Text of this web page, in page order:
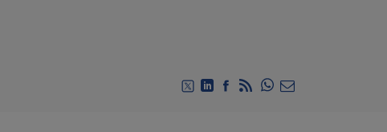
Compartir en Twitter
Compartir en Linkedin
Compartir en Facebook
RSSCompartir en